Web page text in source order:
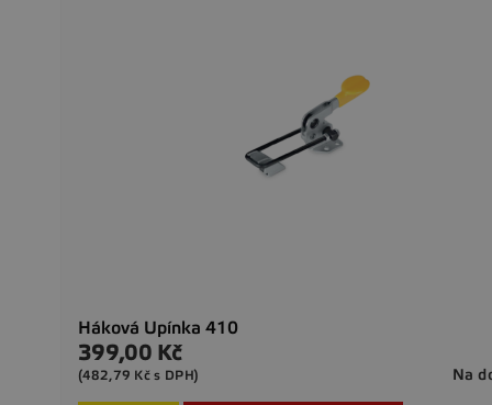
Háková Upínka 410
Cena
399,00 Kč
Na
(482,79 Kč s DPH)